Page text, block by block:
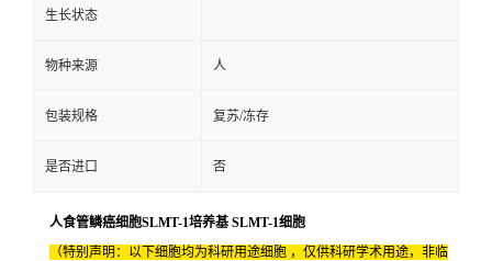
生长状态
物种来源 人
包装规格 复苏/冻存
是否进口 否
人食管鳞癌细胞SLMT-1培养基 SLMT-1细胞
（特别声明：以下细胞均为科研用途细胞 ，仅供科研学术用途，非临